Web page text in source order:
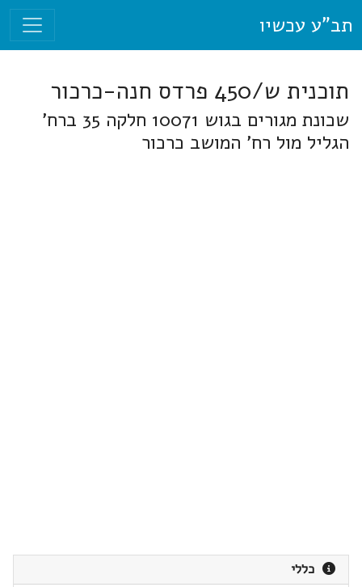
תב"ע עכשיו
תוכנית ש/450 פרדס חנה-כרכור
שכונת מגורים בגוש 10071 חלקה 35 ברח'
הגליל מול רח' המושב כרכור
כללי